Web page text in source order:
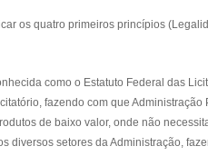
os quatro primeiros princípios
como o Estatuto Federal das
fazendo com que
de baixo valor, onde não
diversos setores da Administração,